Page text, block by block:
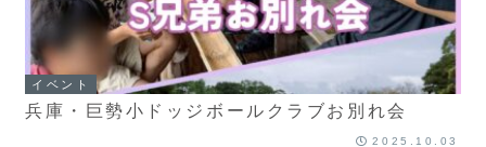
イベント
兵庫・巨勢小ドッジボールクラブお別れ会
2025.10.03